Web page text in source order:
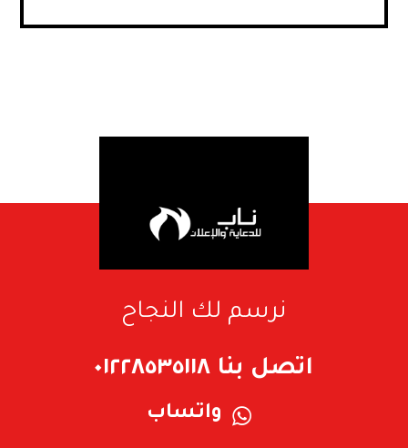
نرسم لك النجاح
اتصل بنا ٠١٢٢٨٥٣٥١١٨
واتساب